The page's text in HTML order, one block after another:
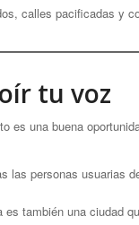
calles pacificadas y
tu voz
es una buena
las personas usuarias
también una ciudad